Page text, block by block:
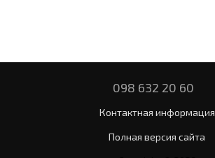
098 632 20 60
Контактная информация
Полная версия сайта